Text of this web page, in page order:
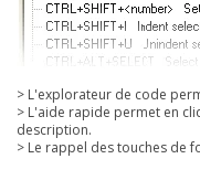
> L'explorateur de code
> L'aide rapide permet en
description.
> Le rappel des touches de